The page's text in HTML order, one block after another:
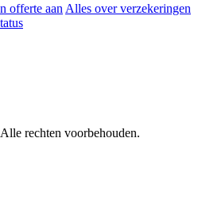
offerte aan Alles over verzekeringen
rechten voorbehouden.